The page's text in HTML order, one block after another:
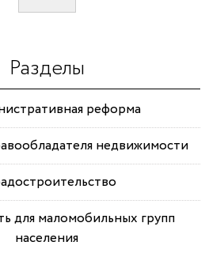
Разделы
реформа
недвижимости
для маломобильных групп
населения